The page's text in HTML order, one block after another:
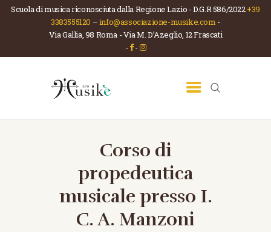
Scuola di musica riconosciuta dalla Regione Lazio - D.G.R 586/2022+39
3383555120 –info@associazione-musike.com -
Via Gallia, 98 Roma - Via M. D’Azeglio, 12 Frascati
- -
Corso di
propedeutica
musicale presso I.
C. A. Manzoni
ASSOCIAZIONE MUSIKÈ
Scuola di musica e teatro
HOME
CHI SIAMO
NEWS
CONTATTI